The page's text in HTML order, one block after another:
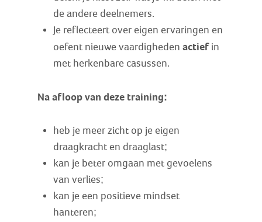
de andere deelnemers.
Je reflecteert over eigen ervaringen en
oefent nieuwe vaardighedenactiefin
met herkenbare casussen.
Na afloop van deze training:
heb je meer zicht op je eigen
draagkracht en draaglast;
kan je beter omgaan met gevoelens
van verlies;
kan je een positieve mindset
hanteren;